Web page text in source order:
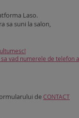
Laso.
sa suni la salon,
vad numerele de telefon
de CONTACT